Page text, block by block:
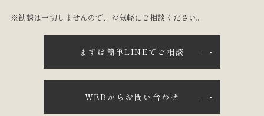
※勧誘は一切しませんので、お気軽にご相談ください。
まずは簡単LINEでご相談
WEBからお問い合わせ